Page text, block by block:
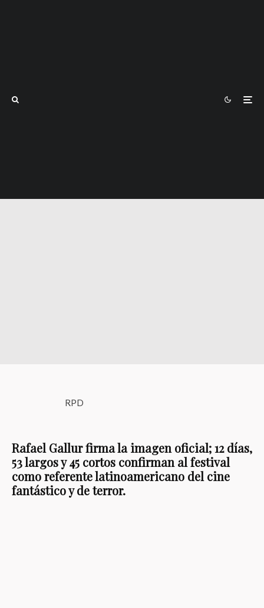
RPD
Rafael Gallur firma la imagen oficial; 12 días,
53 largos y 45 cortos confirman al festival
como referente latinoamericano del cine
fantástico y de terror.